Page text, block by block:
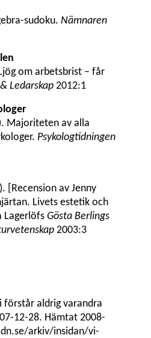
sudoku. Nämnaren
om arbetsbrist – får
Ledarskap 2012:1
Majoriteten av alla
Psykologtidningen
[Recension av Jenny
Livets estetik och
Lagerlöfs Gösta Berlings
2003:3
förstår aldrig varandra
12-28. Hämtat 2008-
arkiv/insidan/vi-